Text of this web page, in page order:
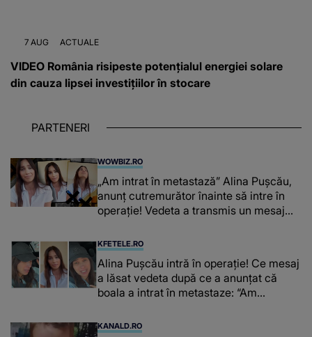
7 AUG ACTUALE
VIDEO România risipeste potențialul energiei solare
din cauza lipsei investițiilor în stocare
PARTENERI
WOWBIZ.RO
„Am intrat în metastază” Alina Pușcău,
anunț cutremurător înainte să intre în
operație! Vedeta a transmis un mesaj
KFETELE.RO
Alina Pușcău intră în operație! Ce mesaj
a lăsat vedeta după ce a anunțat că
boala a intrat în metastaze: “Am
KANALD.RO